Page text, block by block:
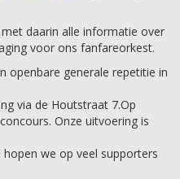
met daarin alle informatie over
voor ons fanfareorkest.
openbare generale repetitie in
via de Houtstraat 7.Op
Onze uitvoering is
we op veel supporters